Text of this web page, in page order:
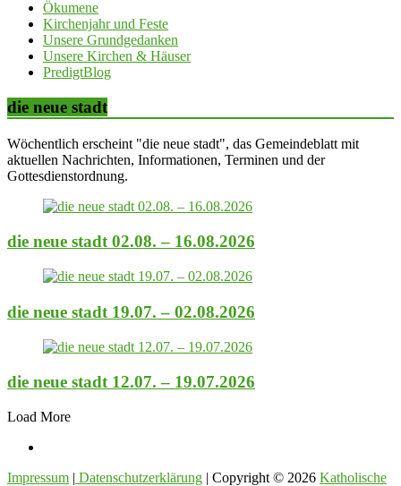
Ökumene
Kirchenjahr und Feste
Unsere Grundgedanken
Unsere Kirchen & Häuser
PredigtBlog
die neue stadt
Wöchentlich erscheint "die neue stadt", das Gemeindeblatt mit
aktuellen Nachrichten, Informationen, Terminen und der
Gottesdienstordnung.
die neue stadt 02.08. – 16.08.2026
die neue stadt 19.07. – 02.08.2026
die neue stadt 12.07. – 19.07.2026
Load More
Impressum | Datenschutzerklärung | Copyright © 2026 Katholische